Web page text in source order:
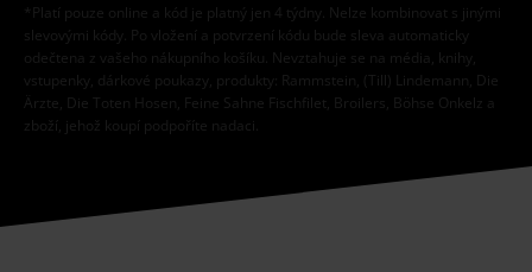
*Platí pouze online a kód je platný jen 4 týdny. Nelze kombinovat s jinými
slevovými kódy. Po vložení a potvrzení kódu bude sleva automaticky
odečtena z vašeho nákupního košíku. Nevztahuje se na média, knihy,
vstupenky, dárkové poukazy, produkty: Rammstein, (Till) Lindemann, Die
Ärzte, Die Toten Hosen, Feine Sahne Fischfilet, Broilers, Böhse Onkelz a
zboží, jehož koupí podpoříte nadaci.